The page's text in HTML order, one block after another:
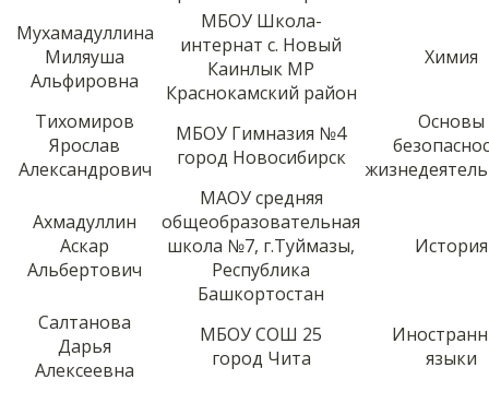
Мухамадуллина
Миляуша
Альфировна
МБОУ Школа-
интернат с. Новый
Каинлык МР
Краснокамский район
Химия
Тихомиров
Ярослав
Александрович
МБОУ Гимназия №4
город Новосибирск
Основы
Ахмадуллин
Аскар
Альбертович
МАОУ средняя
общеобразовательная
школа №7, г.Туймазы,
Республика
Башкортостан
История
Салтанова
Дарья
Алексеевна
МБОУ СОШ 25
город Чита
языки